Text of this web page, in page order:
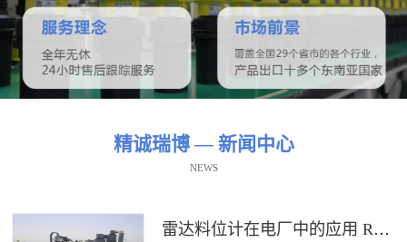
精诚瑞博 — 新闻中心
NEWS
雷达料位计在电厂中的应用 RBRDZB-71-6-C